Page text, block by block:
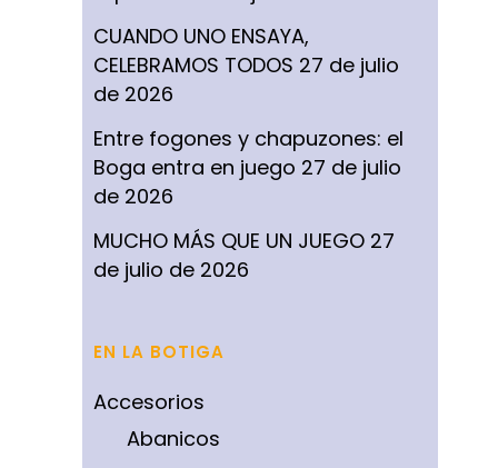
CUANDO UNO ENSAYA,
CELEBRAMOS TODOS 27 de julio
de 2026
Entre fogones y chapuzones: el
Boga entra en juego 27 de julio
de 2026
MUCHO MÁS QUE UN JUEGO 27
de julio de 2026
EN LA BOTIGA
Accesorios
Abanicos